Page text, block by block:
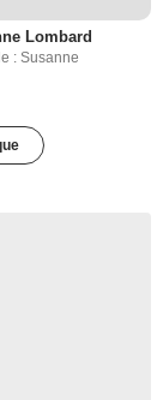
Lombard
: Susanne